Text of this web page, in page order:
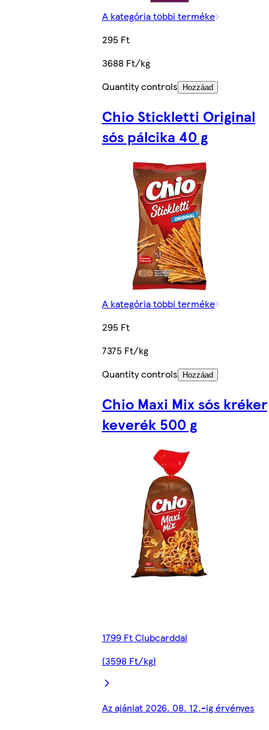
A kategória többi terméke
295 Ft
3688 Ft/kg
Quantity controls
Hozzáad
Chio Stickletti Original
sós pálcika 40 g
A kategória többi terméke
295 Ft
7375 Ft/kg
Quantity controls
Hozzáad
Chio Maxi Mix sós kréker
keverék 500 g
1799 Ft Clubcarddal
(3598 Ft/kg)
Az ajánlat 2026. 08. 12.-ig érvényes